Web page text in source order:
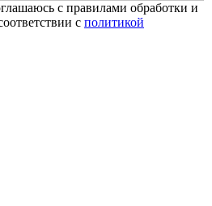
с правилами обработки и
с политикой